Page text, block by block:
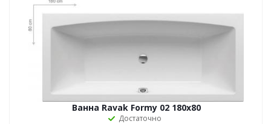
Ванна Ravak Formy 02 180x80
Достаточно